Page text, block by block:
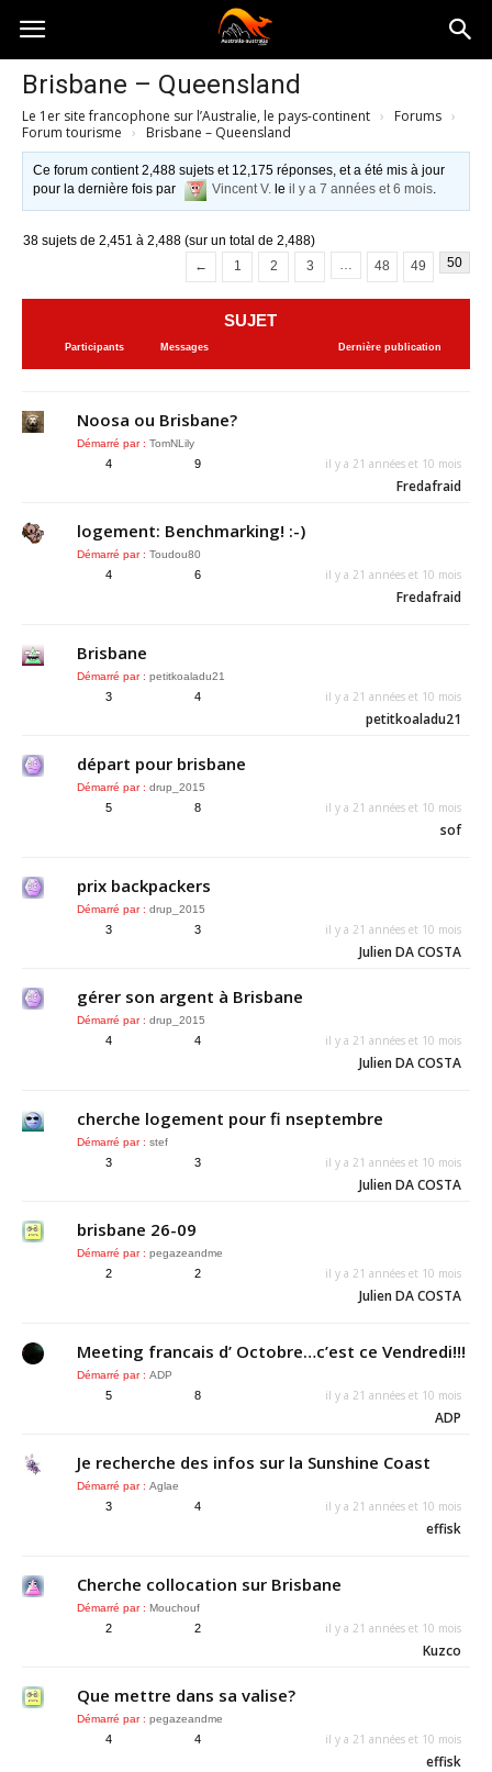
Australia-
australie.com
Brisbane – Queensland
Le 1er site francophone sur l’Australie, le pays-continent › Forums ›
Forum tourisme › Brisbane – Queensland
Ce forum contient 2,488 sujets et 12,175 réponses, et a été mis à jour
pour la dernière fois par
Vincent V. leil y a 7 années et 6 mois.
38 sujets de 2,451 à 2,488 (sur un total de 2,488)
←
1 2 3 … 48 49 50
SUJET
Participants Messages Dernière publication
Noosa ou Brisbane?
Démarré par : TomNLily
4 9 il y a 21 années et 10 mois
Fredafraid
logement: Benchmarking! :-)
Démarré par : Toudou80
4 6 il y a 21 années et 10 mois
Fredafraid
Brisbane
Démarré par : petitkoaladu21
3 4 il y a 21 années et 10 mois
petitkoaladu21
départ pour brisbane
Démarré par : drup_2015
5 8 il y a 21 années et 10 mois
sof
prix backpackers
Démarré par : drup_2015
3 3 il y a 21 années et 10 mois
Julien DA COSTA
gérer son argent à Brisbane
Démarré par : drup_2015
4 4 il y a 21 années et 10 mois
Julien DA COSTA
cherche logement pour fi nseptembre
Démarré par : stef
3 3 il y a 21 années et 10 mois
Julien DA COSTA
brisbane 26-09
Démarré par : pegazeandme
2 2 il y a 21 années et 10 mois
Julien DA COSTA
Meeting francais d’ Octobre…c’est ce Vendredi!!!
Démarré par : ADP
5 8 il y a 21 années et 10 mois
ADP
Je recherche des infos sur la Sunshine Coast
Démarré par : Aglae
3 4 il y a 21 années et 10 mois
effisk
Cherche collocation sur Brisbane
Démarré par : Mouchouf
2 2 il y a 21 années et 10 mois
Kuzco
Que mettre dans sa valise?
Démarré par : pegazeandme
4 4 il y a 21 années et 10 mois
effisk